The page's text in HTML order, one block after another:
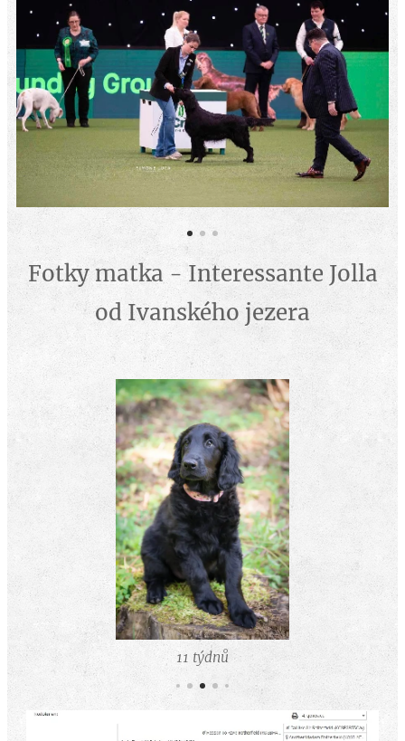
Fotky matka - Interessante Jolla
od Ivanského jezera
11 týdnů